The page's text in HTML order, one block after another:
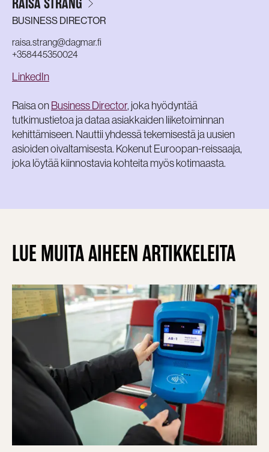
BUSINESS DIRECTOR
raisa.strang@dagmar.fi
+358445350024
LinkedIn
Raisa onBusiness Director, joka hyödyntää
tutkimustietoa ja dataa asiakkaiden liiketoiminnan
kehittämiseen. Nauttii yhdessä tekemisestä ja uusien
asioiden oivaltamisesta. Kokenut Euroopan-reissaaja,
joka löytää kiinnostavia kohteita myös kotimaasta.
LUE MUITA AIHEEN ARTIKKELEITA